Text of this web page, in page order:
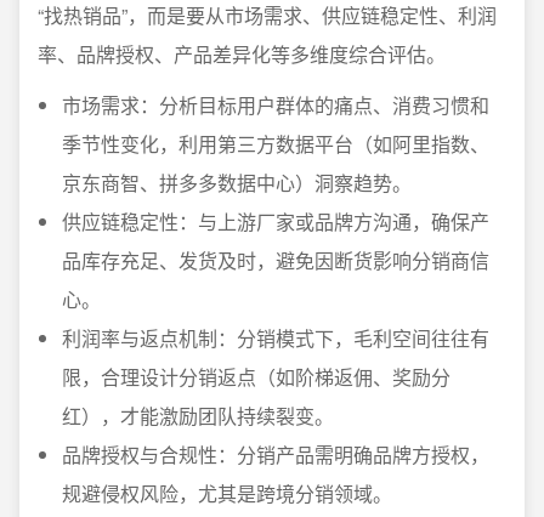
“找热销品”，而是要从市场需求、供应链稳定性、利润
率、品牌授权、产品差异化等多维度综合评估。
市场需求：分析目标用户群体的痛点、消费习惯和
季节性变化，利用第三方数据平台（如阿里指数、
京东商智、拼多多数据中心）洞察趋势。
供应链稳定性：与上游厂家或品牌方沟通，确保产
品库存充足、发货及时，避免因断货影响分销商信
心。
利润率与返点机制：分销模式下，毛利空间往往有
限，合理设计分销返点（如阶梯返佣、奖励分
红），才能激励团队持续裂变。
品牌授权与合规性：分销产品需明确品牌方授权，
规避侵权风险，尤其是跨境分销领域。